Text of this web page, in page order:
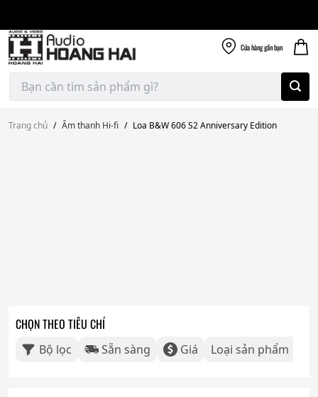
content
Cửa hànggần bạn
Tìm
kiếm:
Trang chủ / Âm thanh Hi-fi / Loa B&W 606 S2 Anniversary Edition
CHỌN THEO TIÊU CHÍ
Bộ lọc Sẵn sàng Giá Loại sản phẩm